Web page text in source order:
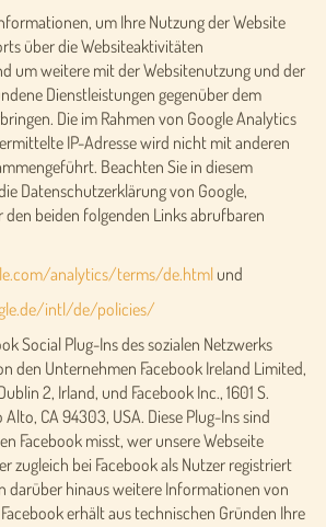
um Ihre Nutzung der Website
über die Websiteaktivitäten
um weitere mit der Websitenutzung und der
Dienstleistungen gegenüber dem
Die im Rahmen von Google Analytics
IP-Adresse wird nicht mit anderen
Beachten Sie in diesem
Datenschutzerklärung von Google,
den beiden folgenden Links abrufbaren
analytics/terms/de.html und
intl/de/policies/
Social Plug-Ins des sozialen Netzwerks
den Unternehmen Facebook Ireland Limited,
2, Irland, und Facebook Inc., 1601 S.
CA 94303, USA. Diese Plug-Ins sind
Facebook misst, wer unsere Webseite
zugleich bei Facebook als Nutzer registriert
darüber hinaus weitere Informationen von
erhält aus technischen Gründen Ihre